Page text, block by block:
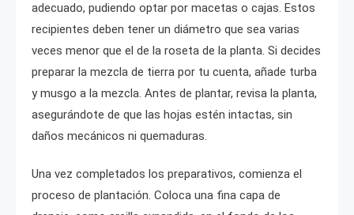
adecuado, pudiendo optar por macetas o cajas. Estos
recipientes deben tener un diámetro que sea varias
veces menor que el de la roseta de la planta. Si decides
preparar la mezcla de tierra por tu cuenta, añade turba
y musgo a la mezcla. Antes de plantar, revisa la planta,
asegurándote de que las hojas estén intactas, sin
daños mecánicos ni quemaduras.
Una vez completados los preparativos, comienza el
proceso de plantación. Coloca una fina capa de